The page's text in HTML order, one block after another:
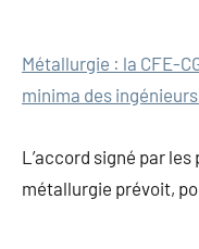
Métallurgie : la CFE-
minima des
L’accord signé par
métallurgie prévoit,